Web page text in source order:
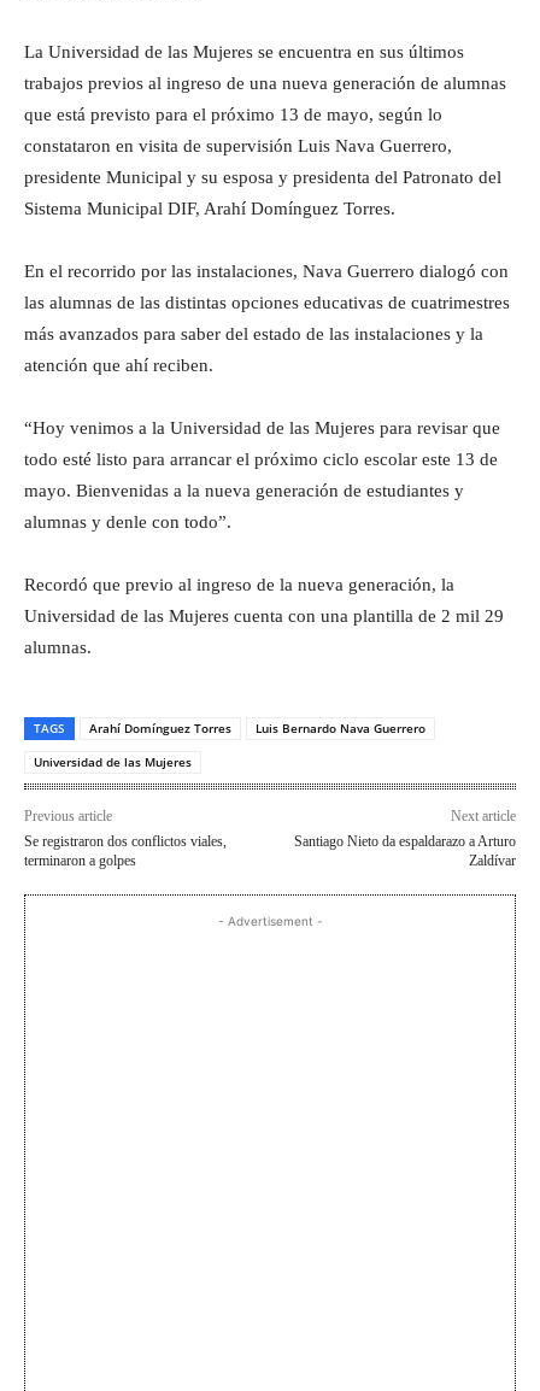
La Universidad de las Mujeres se encuentra en sus últimos
trabajos previos al ingreso de una nueva generación de alumnas
que está previsto para el próximo 13 de mayo, según lo
constataron en visita de supervisión Luis Nava Guerrero,
presidente Municipal y su esposa y presidenta del Patronato del
Sistema Municipal DIF, Arahí Domínguez Torres.
En el recorrido por las instalaciones, Nava Guerrero dialogó con
las alumnas de las distintas opciones educativas de cuatrimestres
más avanzados para saber del estado de las instalaciones y la
atención que ahí reciben.
“Hoy venimos a la Universidad de las Mujeres para revisar que
todo esté listo para arrancar el próximo ciclo escolar este 13 de
mayo. Bienvenidas a la nueva generación de estudiantes y
alumnas y denle con todo”.
Recordó que previo al ingreso de la nueva generación, la
Universidad de las Mujeres cuenta con una plantilla de 2 mil 29
alumnas.
TAGS Arahí Domínguez Torres
Luis Bernardo Nava Guerrero
Universidad de las Mujeres
Previous article
Se registraron dos conflictos viales,
terminaron a golpes
Next article
Santiago Nieto da espaldarazo a Arturo
Zaldívar
- Advertisement -